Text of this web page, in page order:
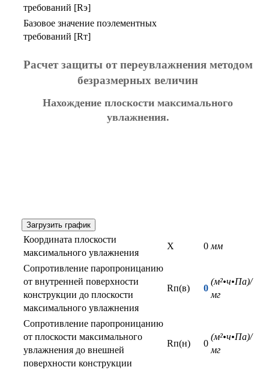
требований [Rэ]
Базовое значение поэлементных
требований [Rт]
Расчет защиты от переувлажнения методом
безразмерных величин
Нахождение плоскости максимального
увлажнения.
Загрузить график
Координата плоскости
максимального увлажнения
X 0 мм
Сопротивление паропроницанию
от внутренней поверхности
конструкции до плоскости
максимального увлажнения
Rп(в) 0
(м²•ч•Па)/
мг
Сопротивление паропроницанию
от плоскости максимального
увлажнения до внешней
поверхности конструкции
Rп(н) 0
(м²•ч•Па)/
мг